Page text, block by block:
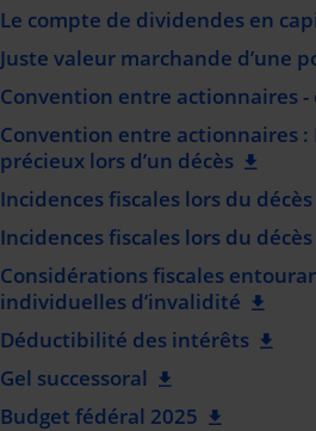
Le compte de dividendes en
Juste valeur marchande d’une
Convention entre actionnaires -
Convention entre actionnaires :
précieux lors d’un décès
Incidences fiscales lors du
Incidences fiscales lors du décès
Considérations fiscales
individuelles d’invalidité
Déductibilité des intérêts
Gel successoral
Budget fédéral 2025